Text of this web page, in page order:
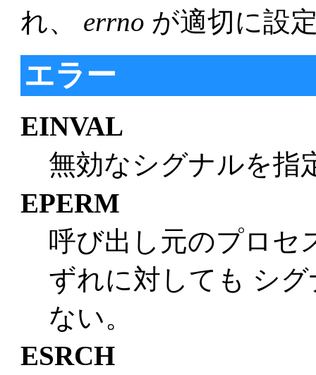
れ、 errno が適切に設
エラー
EINVAL
無効なシグナルを指
EPERM
呼び出し元のプロセ
ずれに対しても シ
ない。
ESRCH